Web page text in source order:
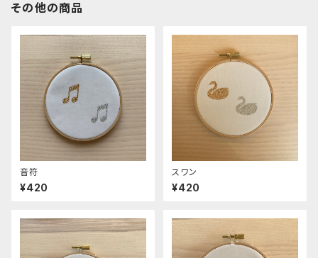
その他の商品
音符
¥420
スワン
¥420